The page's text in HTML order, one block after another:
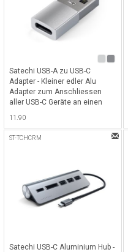
Satechi USB-A zu USB-C
Adapter - Kleiner edler Alu
Adapter zum Anschliessen
aller USB-C Geräte an einen
11.90
ST-TCHCRM
Satechi USB-C Aluminium Hub -